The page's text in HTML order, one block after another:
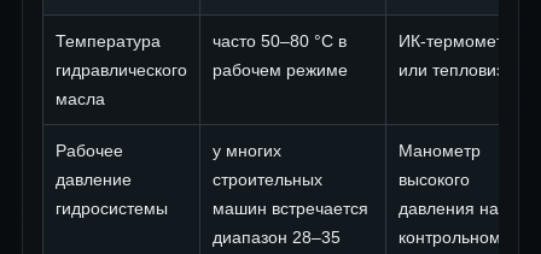
Температура
гидравлического
масла
часто 50–80 °C в
рабочем режиме
ИК-термометр
или тепловизор
Рабочее
давление
гидросистемы
у многих
строительных
машин встречается
диапазон 28–35
Манометр
высокого
давления на
контрольном